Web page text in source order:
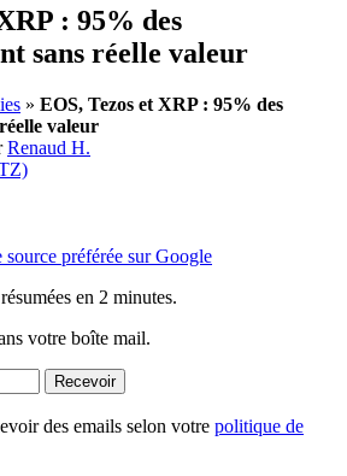
: 95% des
sans réelle valeur
» EOS, Tezos et XRP : 95% des
valeur
Renaud H.
préférée sur Google
en 2 minutes.
votre boîte mail.
Recevoir
des emails selon votre politique de